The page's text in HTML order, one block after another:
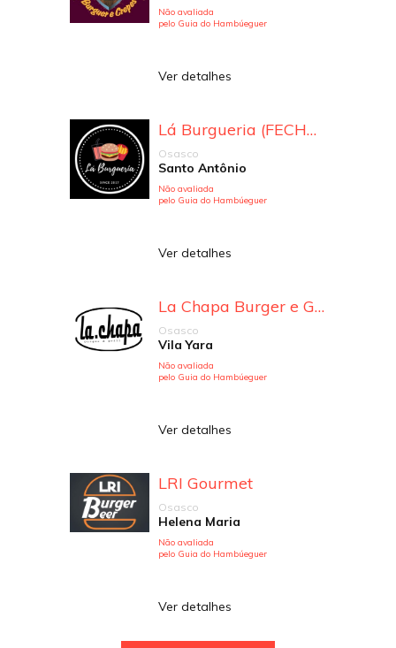
Não avaliada
pelo Guia do Hambúeguer
Ver detalhes
Lá Burgueria (FECHADO)
Osasco
Santo Antônio
Não avaliada
pelo Guia do Hambúeguer
Ver detalhes
La Chapa Burger e Grill
Osasco
Vila Yara
Não avaliada
pelo Guia do Hambúeguer
Ver detalhes
LRI Gourmet
Osasco
Helena Maria
Não avaliada
pelo Guia do Hambúeguer
Ver detalhes